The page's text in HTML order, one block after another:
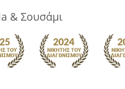
& Σουσάμι